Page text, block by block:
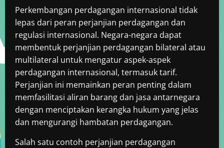
Perkembangan perdagangan internasional tidak
lepas dari peran perjanjian perdagangan dan
regulasi internasional. Negara-negara dapat
membentuk perjanjian perdagangan bilateral atau
multilateral untuk mengatur aspek-aspek
perdagangan internasional, termasuk tarif.
Perjanjian ini memainkan peran penting dalam
memfasilitasi aliran barang dan jasa antarnegara
dengan menciptakan kerangka hukum yang jelas
dan mengurangi hambatan perdagangan.
Salah satu contoh perjanjian perdagangan